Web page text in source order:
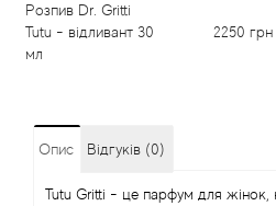
Розпив Dr. Gritti
Tutu - відливант 30
мл
2250 грн
Опис Відгуків (0)
Tutu Gritti - це парфум для жінок,